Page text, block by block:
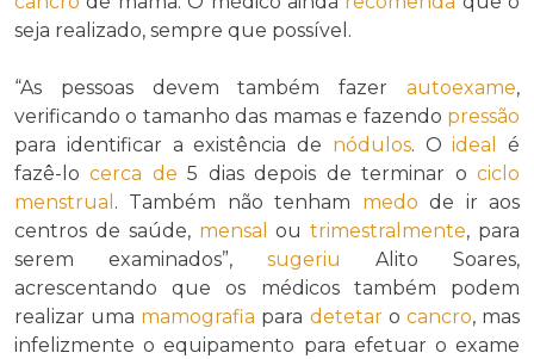
seja realizado, sempre que possível.
“As pessoas devem também fazer autoexame,
verificando o tamanho das mamas e fazendo pressão
para identificar a existência de nódulos. Oideal
é
fazê-locerca de 5 dias depois de terminar ociclo
menstrual . Também não tenham medo de ir aos
centros de saúde, mensal outrimestralmente, para
serem examinados”, sugeriu
Alito Soares,
acrescentando que os médicos também podem
realizar uma mamografia para detetaro cancro, mas
infelizmente o equipamento para efetuar o exame